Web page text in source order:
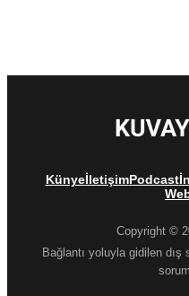
KünyeİletişimPodcast
Copyright ©
Bağlantı yoluyla gidilen